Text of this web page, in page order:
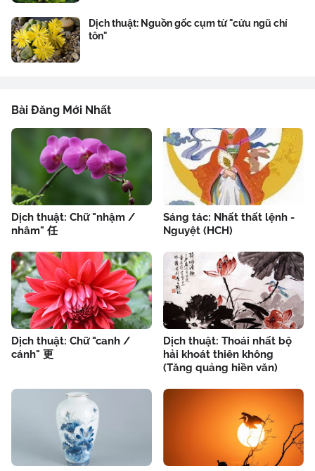
Dịch thuật: Nguồn gốc cụm từ "cửu ngũ chí
tôn"
Bài Đăng Mới Nhất
Dịch thuật: Chữ "nhậm /
nhâm" 任
Sáng tác: Nhất thất lệnh -
Nguyệt (HCH)
Dịch thuật: Chữ "canh /
cánh" 更
Dịch thuật: Thoái nhất bộ
hải khoát thiên không
(Tăng quảng hiền văn)